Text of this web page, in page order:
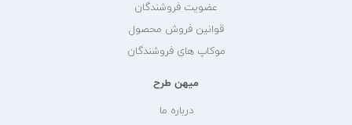
عضویت فروشندگان
قوانین فروش محصول
موکاپ های فروشندگان
میهن طرح
درباره ما